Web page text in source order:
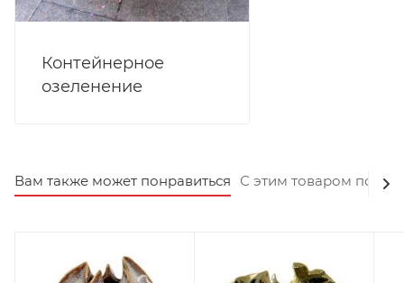
Контейнерное
озеленение
Вам также может понравиться С этим товаром